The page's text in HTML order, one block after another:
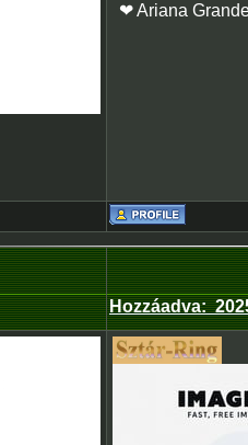
❤ Ariana
Hozzáadva: